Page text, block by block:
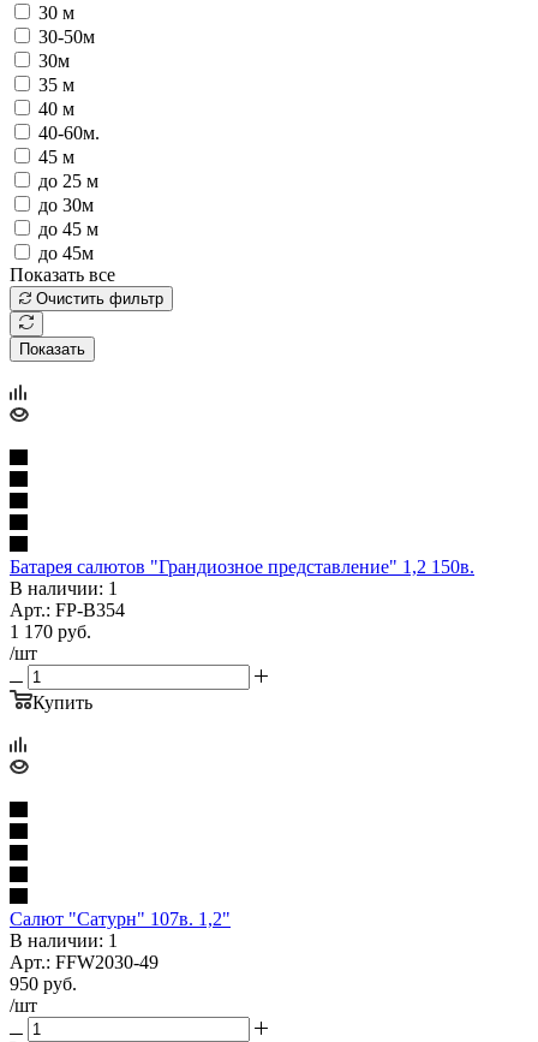
30 м
30-50м
30м
35 м
40 м
40-60м.
45 м
до 25 м
до 30м
до 45 м
до 45м
Показать все
Очистить фильтр
Показать
Батарея салютов "Грандиозное представление" 1,2 150в.
В наличии: 1
Арт.: FP-B354
1 170 руб.
/шт
Купить
Салют "Сатурн" 107в. 1,2"
В наличии: 1
Арт.: FFW2030-49
950 руб.
/шт